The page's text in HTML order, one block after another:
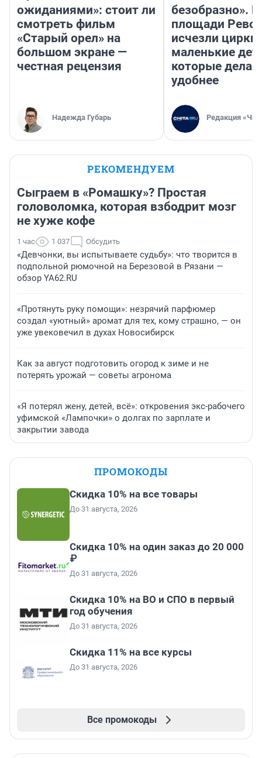
ожиданиями»: стоит ли
смотреть фильм
«Старый орел» на
большом экране —
честная рецензия
Надежда Губарь
безобразно».
площади
исчезли цирки
маленькие
которые
удобнее
Редакция
РЕКОМЕНДУЕМ
Сыграем в «Ромашку»? Простая
головоломка, которая взбодрит мозг
не хуже кофе
1 час 1 037 Обсудить
«Девчонки, вы испытываете судьбу»: что творится в
подпольной рюмочной на Березовой в Рязани —
обзор YA62.RU
«Протянуть руку помощи»: незрячий парфюмер
создал «уютный» аромат для тех, кому страшно, — он
уже увековечил в духах Новосибирск
Как за август подготовить огород к зиме и не
потерять урожай — советы агронома
«Я потерял жену, детей, всё»: откровения экс-рабочего
уфимской «Лампочки» о долгах по зарплате и
закрытии завода
ПРОМОКОДЫ
Скидка 10% на все товары
До 31 августа, 2026
Скидка 10% на один заказ до 20 000
₽
До 31 августа, 2026
Скидка 10% на ВО и СПО в первый
год обучения
До 31 августа, 2026
Скидка 11% на все курсы
До 31 августа, 2026
Все промокоды